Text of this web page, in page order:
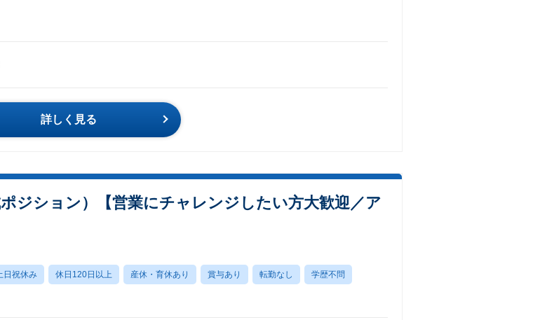
詳しく見る
ジション）【営業にチャレンジしたい方大歓迎／ア
日祝休み 休日120日以上 産休・育休あり 賞与あり 転勤なし 学歴不問